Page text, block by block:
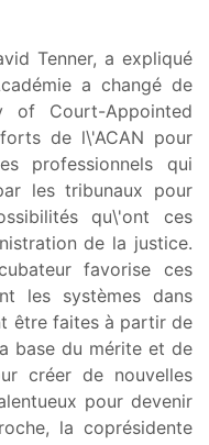
Tenner, a expliqué
a changé de
of Court-Appointed
de l\'ACAN pour
professionnels qui
les tribunaux pour
qu\'ont ces
de la justice.
favorise ces
les systèmes dans
être faites à partir de
base du mérite et de
créer de nouvelles
pour devenir
la coprésidente